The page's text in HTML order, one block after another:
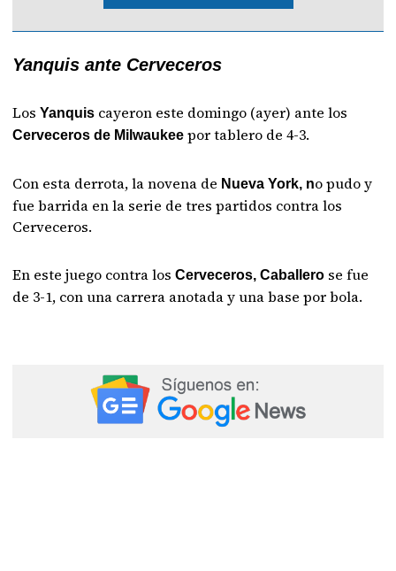
Yanquis ante Cerveceros
LosYanquis cayeron este domingo (ayer) ante los
Cerveceros de Milwaukee por tablero de 4-3.
Con esta derrota, la novena de Nueva York, no pudo y
fue barrida en la serie de tres partidos contra los
Cerveceros.
En este juego contra losCerveceros, Caballero se fue
de 3-1, con una carrera anotada y una base por bola.